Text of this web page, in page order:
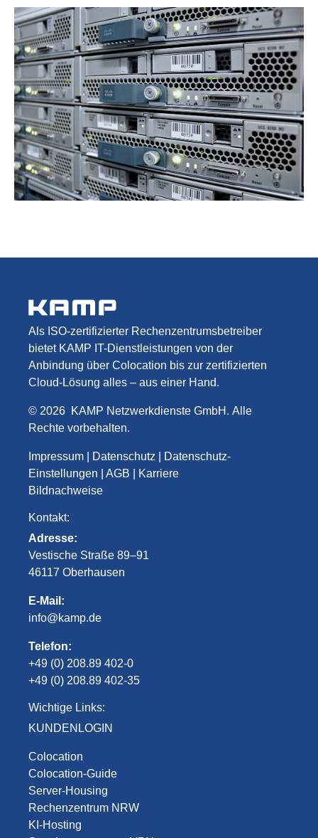
Als ISO-zertifizierter Rechenzentrumsbetreiber
bietet KAMP IT-Dienstleistungen von der
Anbindung über Colocation bis zur zertifizierten
Cloud-Lösung alles – aus einer Hand.
© 2026 KAMP Netzwerkdienste GmbH . Alle
Rechte vorbehalten.
Impressum Datenschutz
Datenschutz-
Einstellungen
AGB
Karriere
Bildnachweise
Kontakt:
Adresse:
Vestische Straße 89–91
46117 Oberhausen
E-Mail:
info@kamp.de
Telefon:
+49 (0) 208.89 402-0
+49 (0) 208.89 402-35
Wichtige Links:
KUNDENLOGIN
Colocation
Colocation-Guide
Server-Housing
Rechenzentrum NRW
KI-Hosting